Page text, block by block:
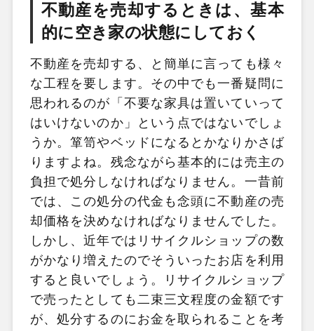
不動産を売却するときは、基本
的に空き家の状態にしておく
不動産を売却する、と簡単に言っても様々
な工程を要します。その中でも一番疑問に
思われるのが「不要な家具は置いていって
はいけないのか」という点ではないでしょ
うか。箪笥やベッドになるとかなりかさば
りますよね。残念ながら基本的には売主の
負担で処分しなければなりません。一昔前
では、この処分の代金も念頭に不動産の売
却価格を決めなければなりませんでした。
しかし、近年ではリサイクルショップの数
がかなり増えたのでそういったお店を利用
すると良いでしょう。リサイクルショップ
で売ったとしても二束三文程度の金額です
が、処分するのにお金を取られることを考